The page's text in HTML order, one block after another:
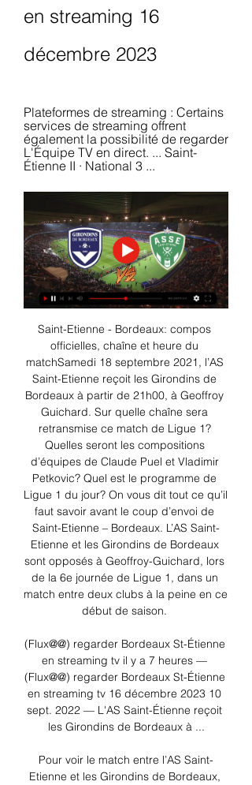
en streaming 16
décembre 2023
Plateformes de streaming : Certains
services de streaming offrent
également la possibilité de regarder
L'Équipe TV en direct. ... Saint-
Étienne II · National 3 ...
Saint-Etienne - Bordeaux: compos
officielles, chaîne et heure du
matchSamedi 18 septembre 2021, l’AS
Saint-Etienne reçoit les Girondins de
Bordeaux à partir de 21h00, à Geoffroy
Guichard. Sur quelle chaîne sera
retransmise ce match de Ligue 1?
Quelles seront les compositions
d’équipes de Claude Puel et Vladimir
Petkovic? Quel est le programme de
Ligue 1 du jour? On vous dit tout ce qu’il
faut savoir avant le coup d’envoi de
Saint-Etienne – Bordeaux. L’AS Saint-
Etienne et les Girondins de Bordeaux
sont opposés à Geoffroy-Guichard, lors
de la 6e journée de Ligue 1, dans un
match entre deux clubs à la peine en ce
début de saison.
(Flux@@) regarder Bordeaux St-Étienne
en streaming tv il y a 7 heures —
(Flux@@) regarder Bordeaux St-Étienne
en streaming tv 16 décembre 2023 10
sept. 2022 — L'AS Saint-Étienne reçoit
les Girondins de Bordeaux à ...
Pour voir le match entre l’AS Saint-
Etienne et les Girondins de Bordeaux,